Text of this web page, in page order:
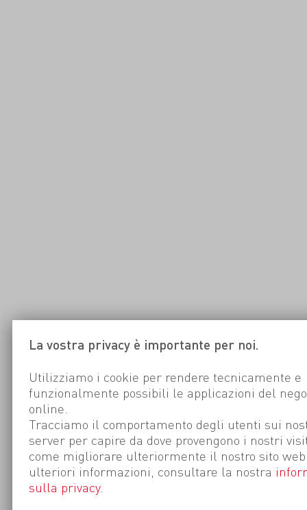
La vostra privacy è importante per noi.
Utilizziamo i cookie per rendere tecnicamente e
funzionalmente possibili le applicazioni del
online.
Tracciamo il comportamento degli utenti sui
server per capire da dove provengono i nostri
come migliorare ulteriormente il nostro sito
ulteriori informazioni, consultare la nostra
sulla privacy.